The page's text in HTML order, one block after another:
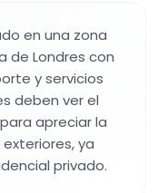
en una zona
de Londres con
y servicios
deben ver el
apreciar la
ya
privado.